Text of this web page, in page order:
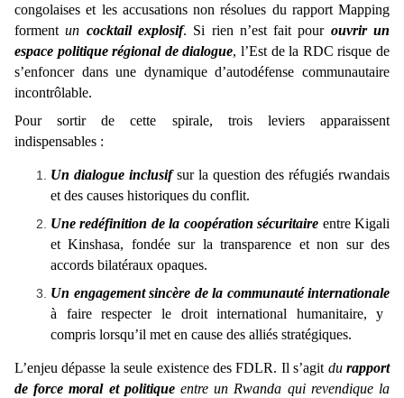
congolaises et les accusations non résolues du rapport Mapping
formentun cocktail explosif. Si rien n’est fait pour ouvrir un
espace politique régional de dialogue, l’Est de la RDC risque de
s’enfoncer dans une dynamique d’autodéfense communautaire
incontrôlable.
Pour sortir de cette spirale, trois leviers apparaissent
indispensables :
Un dialogue inclusifsur la question des réfugiés rwandais
et des causes historiques du conflit.
Une redéfinition de la coopération sécuritaire entre Kigali
et Kinshasa, fondée sur la transparence et non sur des
accords bilatéraux opaques.
Un engagement sincère de la communauté internationale
à faire respecter le droit international humanitaire, y
compris lorsqu’il met en cause des alliés stratégiques.
L’enjeu dépasse la seule existence des FDLR. Il s’agit durapport
de force moral et politiqueentre un Rwanda qui revendique la